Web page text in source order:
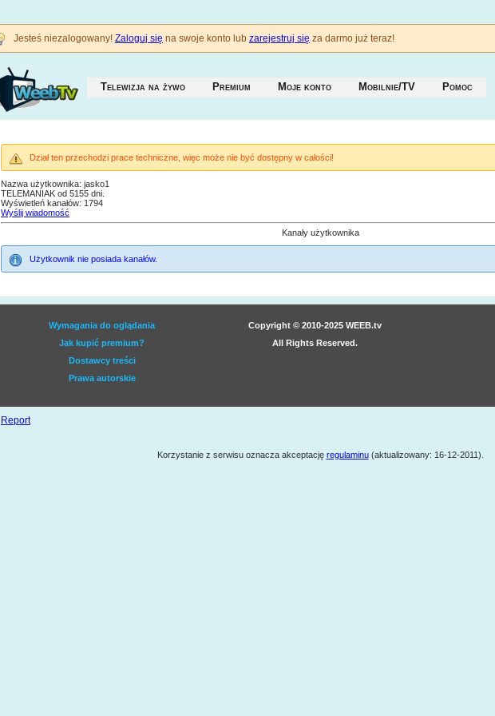
Jesteś niezalogowany! Zaloguj się na swoje konto lub zarejestruj się za darmo już teraz!
Telewizja na żywo Premium Moje konto Mobilnie/TV Pomoc
Dział ten przechodzi prace techniczne, więc może nie być dostępny w całości!
Nazwa użytkownika: jasko1
TELEMANIAK od 5155 dni.
Wyświetleń kanałów: 1794
Wyślij wiadomość
Kanały użytkownika
Użytkownik nie posiada kanałów.
Wymagania do oglądania
Jak kupić premium?
Dostawcy treści
Prawa autorskie
Copyright © 2010-2025 WEEB.tv
All Rights Reserved.
Report
Korzystanie z serwisu oznacza akceptację regulaminu(aktualizowany: 16-12-2011).